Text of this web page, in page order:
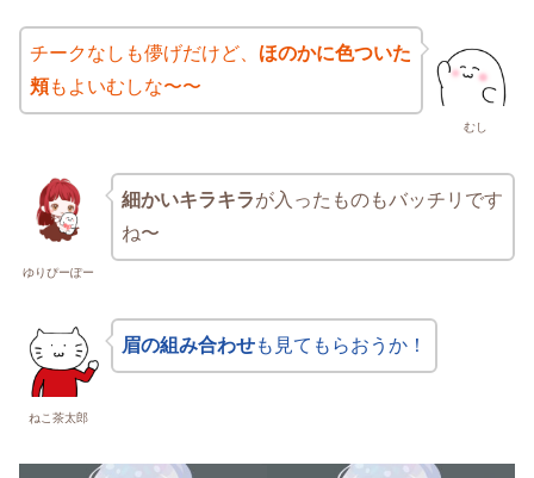
むし
チークなしも儚げだけど、 ほのかに色ついた
頬もよいむしな〜〜
ゆりぴーぽー
細かいキラキラが入ったものもバッチリです
ね〜
ねこ茶太郎
眉の組み合わせも見てもらおうか！